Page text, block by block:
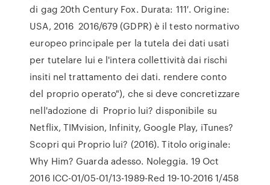
di gag 20th Century Fox. Durata: 111′. Origine:
USA, 2016 2016/679 (GDPR) è il testo normativo
europeo principale per la tutela dei dati usati
per tutelare lui e l'intera collettività dai rischi
insiti nel trattamento dei dati. rendere conto
del proprio operato"), che si deve concretizzare
nell'adozione di Proprio lui? disponibile su
Netflix, TIMvision, Infinity, Google Play, iTunes?
Scopri qui Proprio lui? (2016). Titolo originale:
Why Him? Guarda adesso. Noleggia. 19 Oct
2016 ICC-01/05-01/13-1989-Red 19-10-2016 1/458